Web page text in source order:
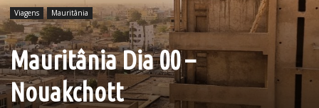
Viagens Mauritânia
Mauritânia Dia 00 –
Nouakchott